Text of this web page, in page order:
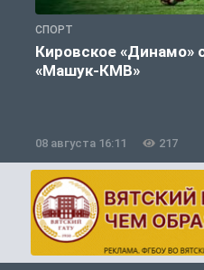
СПОРТ
Кировское «Динамо»
«Машук-КМВ»
08 августа 16:11 217